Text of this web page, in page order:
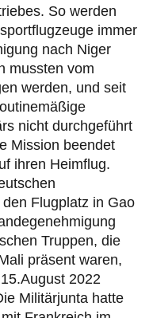
So werden
immer
nach Niger
mussten vom
werden, und seit
nicht durchgeführt
Mission beendet
ihren Heimflug.
Flugplatz in Gao
Truppen, die
präsent waren,
2022
Militärjunta hatte